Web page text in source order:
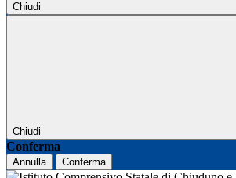
Chiudi
Chiudi
Conferma
Annulla Conferma